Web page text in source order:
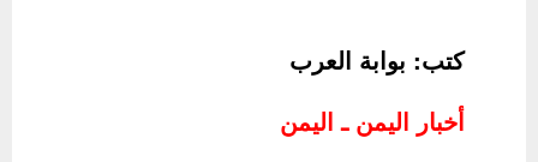
كتب: بوابة العرب
أخبار اليمن ـ اليمن